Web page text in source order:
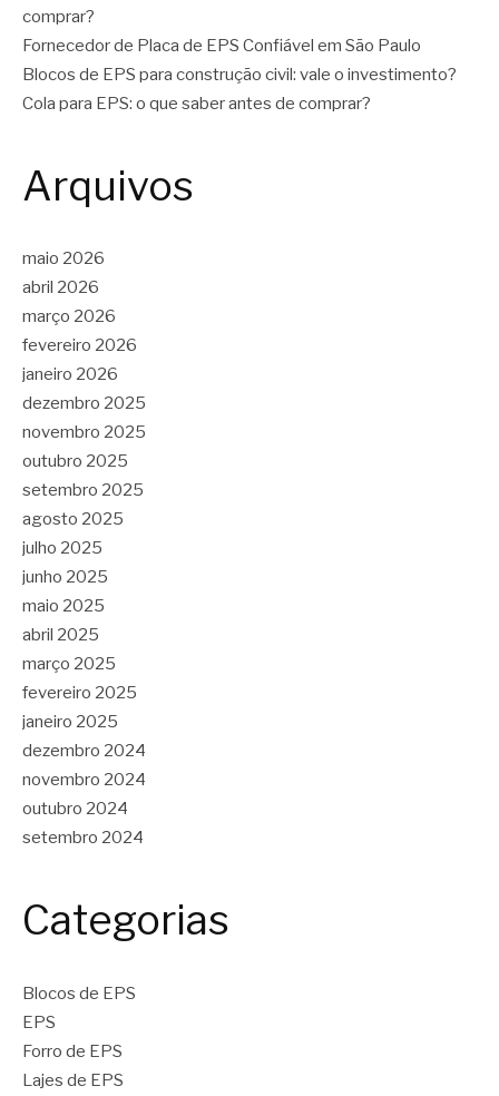
comprar?
Fornecedor de Placa de EPS Confiável em São Paulo
Blocos de EPS para construção civil: vale o investimento?
Cola para EPS: o que saber antes de comprar?
Arquivos
maio 2026
abril 2026
março 2026
fevereiro 2026
janeiro 2026
dezembro 2025
novembro 2025
outubro 2025
setembro 2025
agosto 2025
julho 2025
junho 2025
maio 2025
abril 2025
março 2025
fevereiro 2025
janeiro 2025
dezembro 2024
novembro 2024
outubro 2024
setembro 2024
Categorias
Blocos de EPS
EPS
Forro de EPS
Lajes de EPS